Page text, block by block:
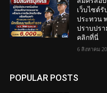
เว็บไซต์
ประทวน
ปราบปรา
คลิกที่นี่
6 สิงหาคม
POPULAR POSTS